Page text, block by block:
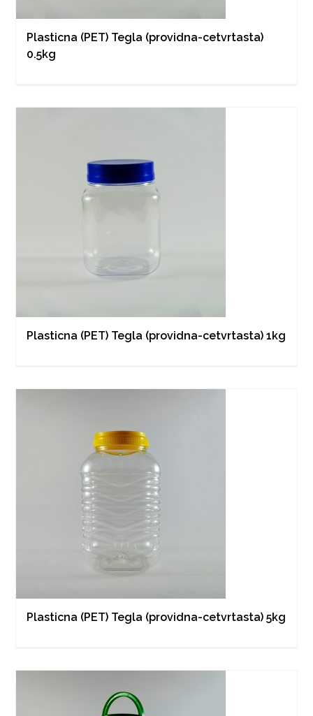
Plasticna (PET) Tegla (providna-cetvrtasta)
0.5kg
Plasticna (PET) Tegla (providna-cetvrtasta) 1kg
Plasticna (PET) Tegla (providna-cetvrtasta) 5kg